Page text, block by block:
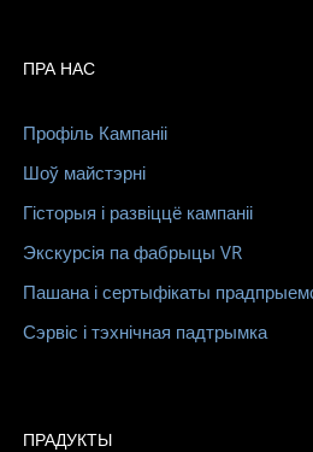
ПРА НАС
Профіль Кампаніі
Шоў майстэрні
Гісторыя і развіццё кампаніі
Экскурсія па фабрыцы VR
Пашана і сертыфікаты
Сэрвіс і тэхнічная падтрымка
ПРАДУКТЫ